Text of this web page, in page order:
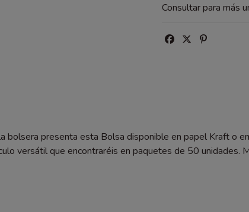
Consultar para más
presenta esta Bolsa disponible en papel Kraft o
versátil que encontraréis en paquetes de 50 unidades.